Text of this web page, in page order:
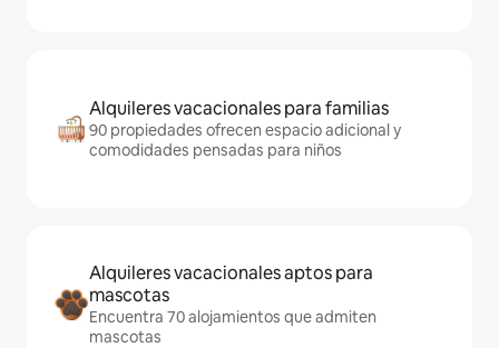
Alquileres vacacionales para familias
90 propiedades ofrecen espacio adicional y
comodidades pensadas para niños
Alquileres vacacionales aptos para
mascotas
Encuentra 70 alojamientos que admiten
mascotas